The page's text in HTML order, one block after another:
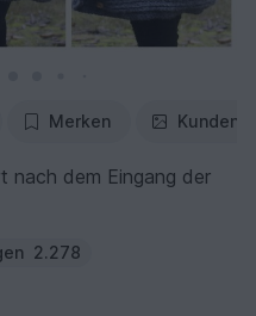
Merken
nach dem Eingang der
2.278